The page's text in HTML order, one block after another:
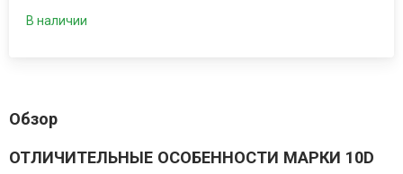
В наличии
Обзор
ОТЛИЧИТЕЛЬНЫЕ ОСОБЕННОСТИ МАРКИ 10D